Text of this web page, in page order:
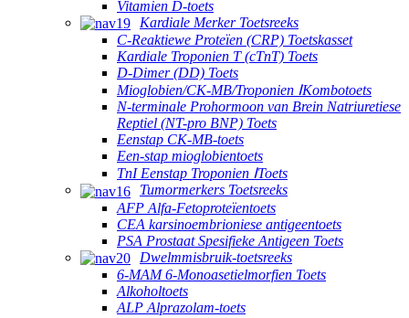
Vitamien D-toets
Kardiale Merker Toetsreeks
C-Reaktiewe Proteïen (CRP) Toetskasset
Kardiale Troponien T (cTnT) Toets
D-Dimer (DD) Toets
Mioglobien/CK-MB/Troponien ⅠKombotoets
N-terminale Prohormoon van Brein Natriuretiese
Reptiel (NT-pro BNP) Toets
Eenstap CK-MB-toets
Een-stap mioglobientoets
TnI Eenstap Troponien ⅠToets
Tumormerkers Toetsreeks
AFP Alfa-Fetoproteïentoets
CEA karsinoembrioniese antigeentoets
PSA Prostaat Spesifieke Antigeen Toets
Dwelmmisbruik-toetsreeks
6-MAM 6-Monoasetielmorfien Toets
Alkoholtoets
ALP Alprazolam-toets